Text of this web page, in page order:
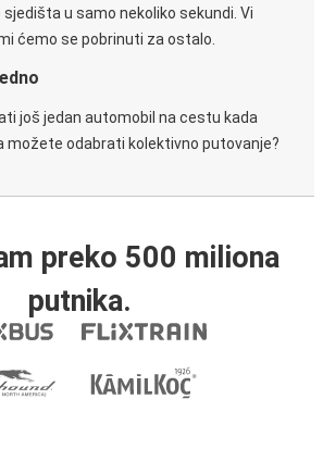
sjedišta u samo nekoliko sekundi. Vi
ćemo se pobrinuti za ostalo.
još jedan automobil na cestu kada
možete odabrati kolektivno putovanje?
preko 500 miliona
putnika.